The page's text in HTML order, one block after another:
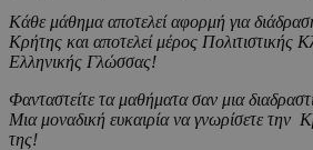
Κάθε μάθημα αποτελεί αφορμή για
Κρήτης και αποτελεί μέρος Πολιτιστικής
Ελληνικής Γλώσσας!
Φανταστείτε τα μαθήματα σαν μια
Μια μοναδική ευκαιρία να γνωρίσετε την
της!